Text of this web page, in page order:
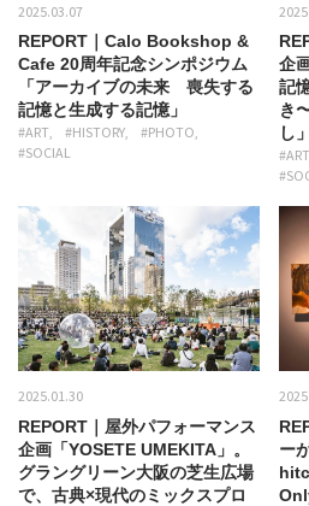
2025.03.07
REPORT｜Calo Bookshop &
Cafe 20周年記念シンポジウム
「アーカイブの未来 喪失する
記憶と生成する記憶」
#ART #HISTORY
#PHOTO
#SOCIAL
企
記
き
し」
2025.01.30
REPORT｜屋外パフォーマンス
企画「YOSETE UMEKITA」。
グラングリーン大阪の芝生広場
で、古典×現代のミックスプロ
ー